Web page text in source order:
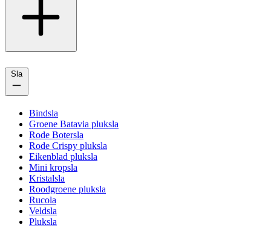
Sla
Bindsla
Groene Batavia pluksla
Rode Botersla
Rode Crispy pluksla
Eikenblad pluksla
Mini kropsla
Kristalsla
Roodgroene pluksla
Rucola
Veldsla
Pluksla